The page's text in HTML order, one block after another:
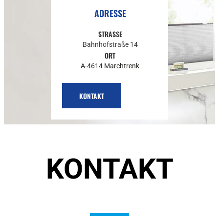
ADRESSE
STRASSE
Bahnhofstraße 14
ORT
A-4614 Marchtrenk
KONTAKT
KONTAKT